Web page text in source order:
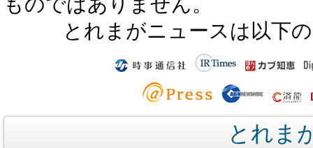
とれまがニュースは以下
とれま